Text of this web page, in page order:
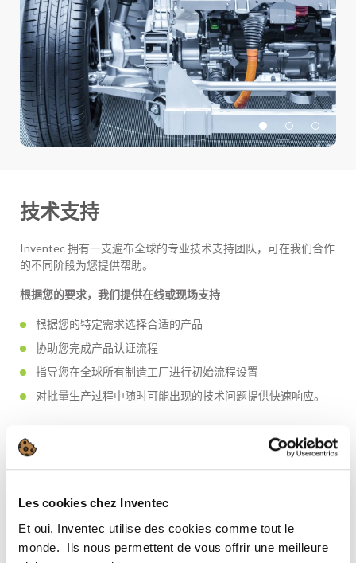
Les cookies chez Inventec
Et oui, Inventec utilise des cookies comme tout le
monde. ​ Ils nous permettent de vous offrir une meilleure
技术支持
Inventec 拥有一支遍布全球的专业技术支持团队，可在我们合作
的不同阶段为您提供帮助。
根据您的要求，我们提供在线或现场支持
根据您的特定需求选择合适的产品
协助您完成产品认证流程
指导您在全球所有制造工厂进行初始流程设置
对批量生产过程中随时可能出现的技术问题提供快速响应。